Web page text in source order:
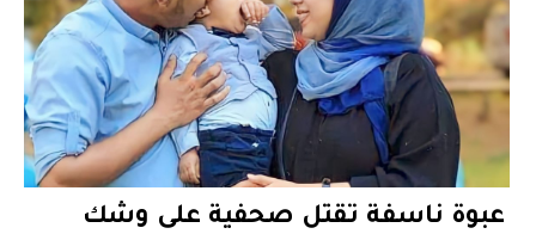
عبوة ناسفة تقتل صحفية على وشك